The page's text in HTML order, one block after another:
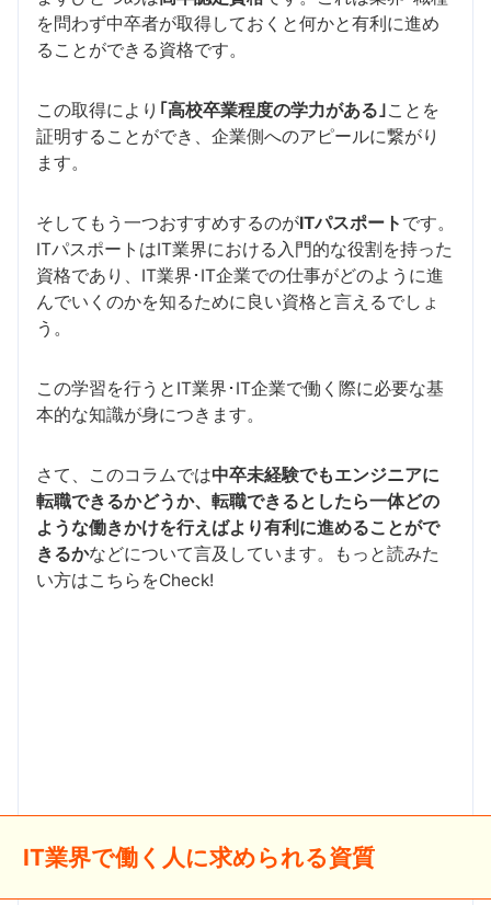
を問わず中卒者が取得しておくと何かと有利に進め
ることができる資格です。
この取得により ｢高校卒業程度の学力がある｣ことを
証明することができ、企業側へのアピールに繋がり
ます。
そしてもう一つおすすめするのがITパスポート です。
ITパスポートはIT業界における入門的な役割を持った
資格であり、IT業界･IT企業での仕事がどのように進
んでいくのかを知るために良い資格と言えるでしょ
う。
この学習を行うとIT業界･IT企業で働く際に必要な基
本的な知識が身につきます。
さて、このコラムでは中卒未経験でもエンジニアに
転職できるかどうか、転職できるとしたら一体どの
ような働きかけを行えばより有利に進めることがで
きるかなどについて言及しています。もっと読みた
い方はこちらをCheck!
IT業界で働く人に求められる資質